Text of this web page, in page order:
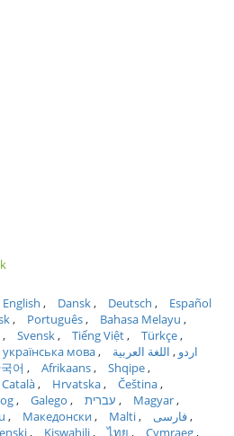
English Dansk Deutsch
Español
Português
Bahasa Melayu
Svensk Tiếng Việt
Türkçe
українська мова اردو
اللغة العربية
어 Afrikaans
Shqipe
Català Hrvatska
Čeština
Galego עברית
Magyar
Македонски Malti
فارسی
Kiswahili ไทย Cymraeg